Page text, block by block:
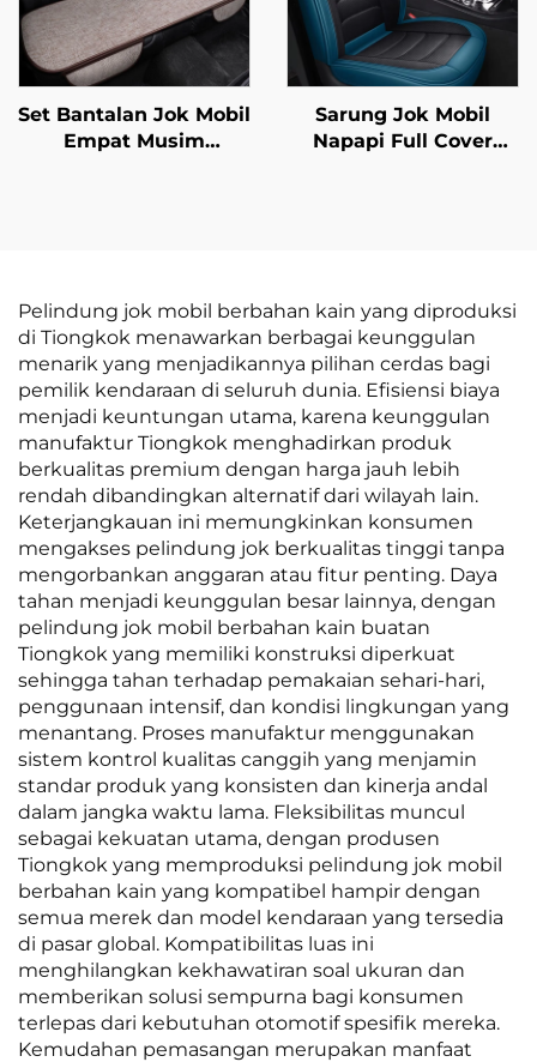
Set Bantalan Jok Mobil
Empat Musim
Sarung Jok Mobil
Napapi Full Cover
Modern City Polo
Pelindung jok mobil berbahan kain yang diproduksi
di Tiongkok menawarkan berbagai keunggulan
menarik yang menjadikannya pilihan cerdas bagi
pemilik kendaraan di seluruh dunia. Efisiensi biaya
menjadi keuntungan utama, karena keunggulan
manufaktur Tiongkok menghadirkan produk
berkualitas premium dengan harga jauh lebih
rendah dibandingkan alternatif dari wilayah lain.
Keterjangkauan ini memungkinkan konsumen
mengakses pelindung jok berkualitas tinggi tanpa
mengorbankan anggaran atau fitur penting. Daya
tahan menjadi keunggulan besar lainnya, dengan
pelindung jok mobil berbahan kain buatan
Tiongkok yang memiliki konstruksi diperkuat
sehingga tahan terhadap pemakaian sehari-hari,
penggunaan intensif, dan kondisi lingkungan yang
menantang. Proses manufaktur menggunakan
sistem kontrol kualitas canggih yang menjamin
standar produk yang konsisten dan kinerja andal
dalam jangka waktu lama. Fleksibilitas muncul
sebagai kekuatan utama, dengan produsen
Tiongkok yang memproduksi pelindung jok mobil
berbahan kain yang kompatibel hampir dengan
semua merek dan model kendaraan yang tersedia
di pasar global. Kompatibilitas luas ini
menghilangkan kekhawatiran soal ukuran dan
memberikan solusi sempurna bagi konsumen
terlepas dari kebutuhan otomotif spesifik mereka.
Kemudahan pemasangan merupakan manfaat